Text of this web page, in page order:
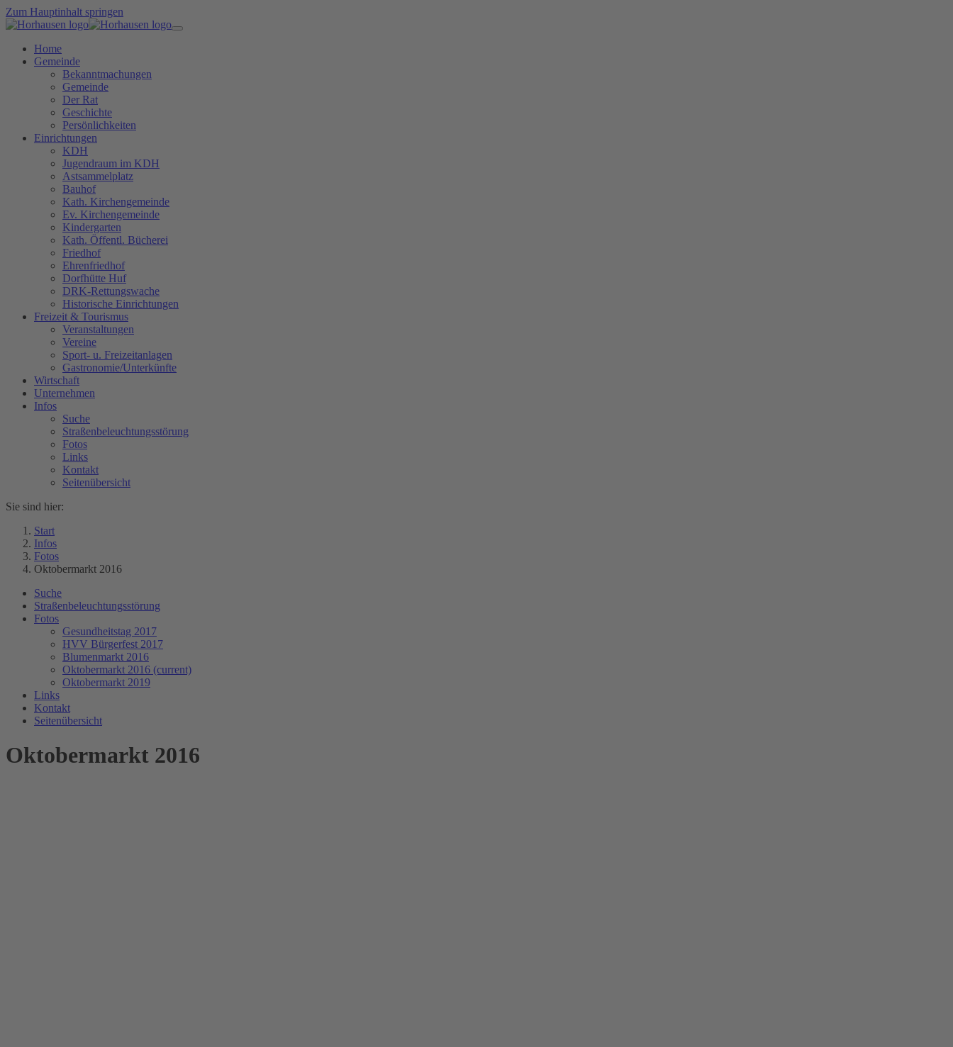
Zum Hauptinhalt springen
Home
Gemeinde
Bekanntmachungen
Gemeinde
Der Rat
Geschichte
Persönlichkeiten
Einrichtungen
KDH
Jugendraum im KDH
Astsammelplatz
Bauhof
Kath. Kirchengemeinde
Ev. Kirchengemeinde
Kindergarten
Kath. Öffentl. Bücherei
Friedhof
Ehrenfriedhof
Dorfhütte Huf
DRK-Rettungswache
Historische Einrichtungen
Freizeit & Tourismus
Veranstaltungen
Vereine
Sport- u. Freizeitanlagen
Gastronomie/Unterkünfte
Wirtschaft
Unternehmen
Infos
Suche
Straßenbeleuchtungsstörung
Fotos
Links
Kontakt
Seitenübersicht
Sie sind hier:
Start
Infos
Fotos
Oktobermarkt 2016
Suche
Straßenbeleuchtungsstörung
Fotos
Gesundheitstag 2017
HVV Bürgerfest 2017
Blumenmarkt 2016
Oktobermarkt 2016 (current)
Oktobermarkt 2019
Links
Kontakt
Seitenübersicht
Oktobermarkt 2016